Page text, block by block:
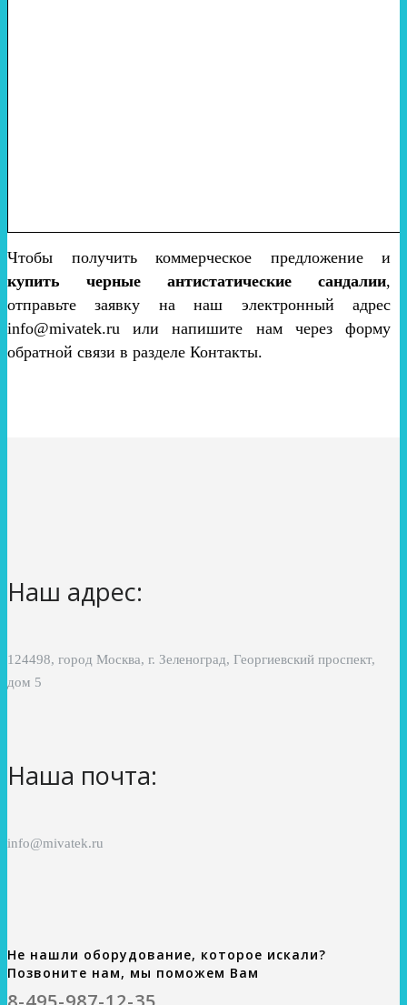
Чтобы получить коммерческое предложение и
купить черные антистатические сандалии,
отправьте заявку на наш электронный адрес
info@mivatek.ru или напишите нам через форму
обратной связи в разделе Контакты.
Наш адрес:
124498, город Москва, г. Зеленоград, Георгиевский проспект,
дом 5
Наша почта:
info@mivatek.ru
Не нашли оборудование, которое искали?
Позвоните нам, мы поможем Вам